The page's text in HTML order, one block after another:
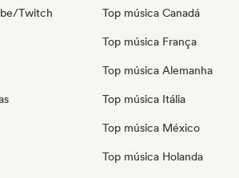
Twitch Top música Canadá
Top música França
Top música Alemanha
Top música Itália
Top música México
Top música Holanda